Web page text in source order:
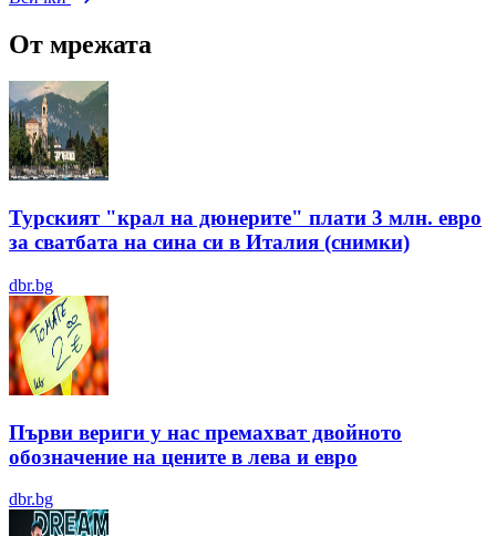
От мрежата
Турският "крал на дюнерите" плати 3 млн. евро
за сватбата на сина си в Италия (снимки)
dbr.bg
Първи вериги у нас премахват двойното
обозначение на цените в лева и евро
dbr.bg